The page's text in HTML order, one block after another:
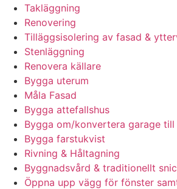
Takläggning
Renovering
Tilläggsisolering av fasad &
Stenläggning
Renovera källare
Bygga uterum
Måla Fasad
Bygga attefallshus
Bygga om/konvertera garage
Bygga farstukvist
Rivning & Håltagning
Byggnadsvård & traditionellt
Öppna upp vägg för fönster